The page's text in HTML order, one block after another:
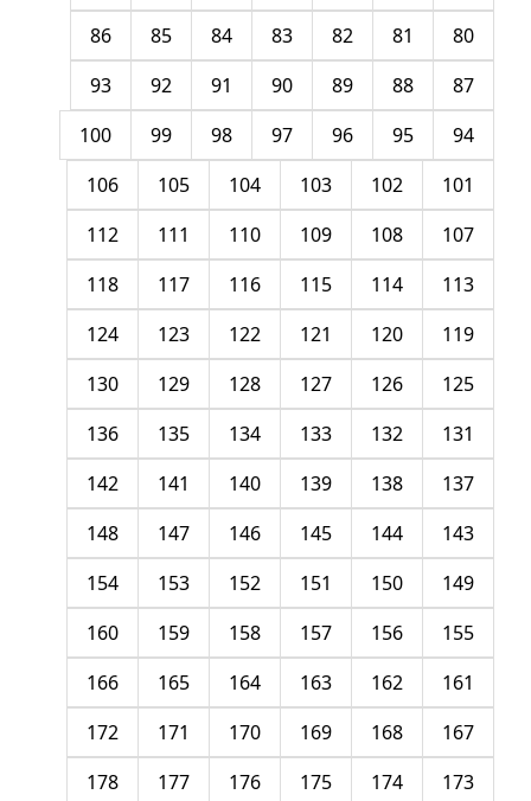
80
81
82
83
84
85
86
87
88
89
90
91
92
93
94
95
96
97
98
99
100
101
102
103
104
105
106
107
108
109
110
111
112
113
114
115
116
117
118
119
120
121
122
123
124
125
126
127
128
129
130
131
132
133
134
135
136
137
138
139
140
141
142
143
144
145
146
147
148
149
150
151
152
153
154
155
156
157
158
159
160
161
162
163
164
165
166
167
168
169
170
171
172
173
174
175
176
177
178